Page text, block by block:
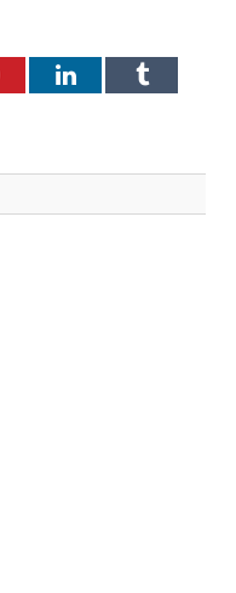
LinkedIn